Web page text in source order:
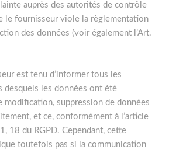
auprès des autorités de contrôle
le fournisseur viole la règlementation
des données (voir également l’Art.
est tenu d’informer tous les
desquels les données ont été
modification, suppression de données
et ce, conformément à l’article
18 du RGPD. Cependant, cette
toutefois pas si la communication